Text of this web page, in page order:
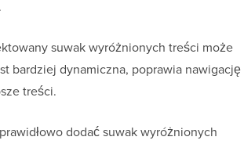
suwak wyróżnionych treści może
bardziej dynamiczna, poprawia nawigację
treści.
dodać suwak wyróżnionych